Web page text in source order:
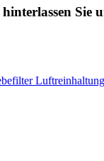
Luftreinhaltung